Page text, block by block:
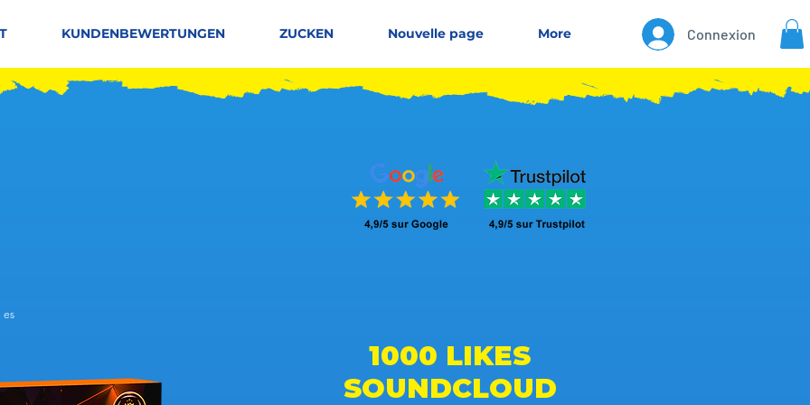
KUNDENBEWERTUNGEN ZUCKEN Nouvelle page More Connexion
es auf 150 Stimmen, Leute mögen es
1000 LIKES
SOUNDCLOUD